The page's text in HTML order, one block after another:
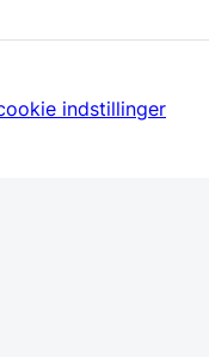
indstillinger